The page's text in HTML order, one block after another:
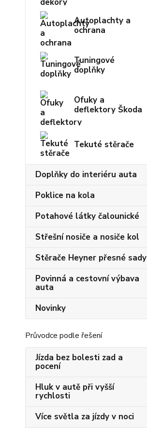
Autoplachty a
ochrana
Tuningové
doplňky
Ofuky a
deflektory Škoda
Tekuté stěrače
Doplňky do interiéru auta
Poklice na kola
Potahové látky čalounické
Střešní nosiče a nosiče kol
Stěrače Heyner přesné sady
Povinná a cestovní výbava
auta
Novinky
Průvodce podle řešení
Jízda bez bolesti zad a
pocení
Hluk v autě při vyšší
rychlosti
Více světla za jízdy v noci